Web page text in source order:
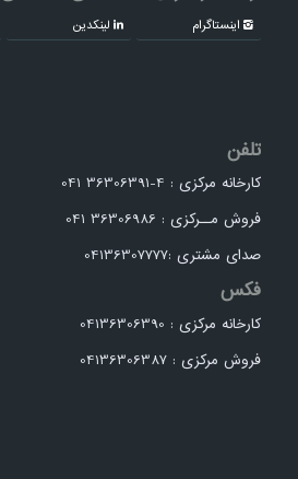
اینستاگرام لینکدین
تلفن
کارخانه مرکزی : 4-36306391 041
فروش مــرکزی : 36306986 041
صدای مشتری :04136307777
فکس
کارخانه مرکزی : 04136306390
فروش مرکزی : 04136306387